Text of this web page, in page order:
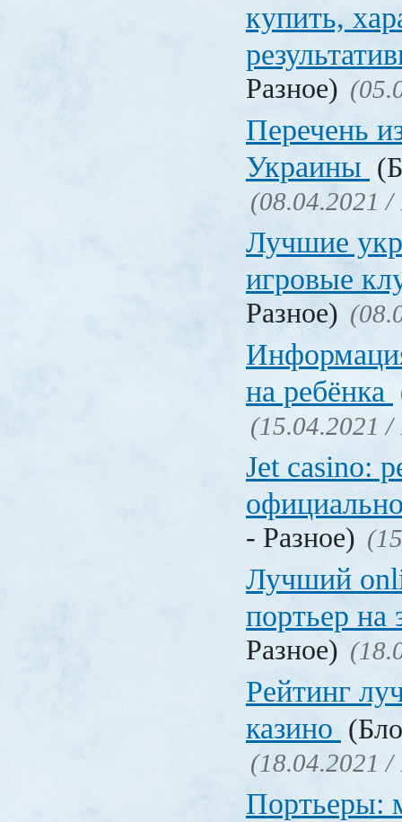
купить,
Разное)
Перечень
Украины
(08.04.2021 /
Лучшие
игровые
Разное)
на ребёнка
(15.04.2021 /
Jet casino:
- Разное)
Лучший
портьер на
Разное)
Рейтинг
казино
(18.04.2021 /
Портьеры: